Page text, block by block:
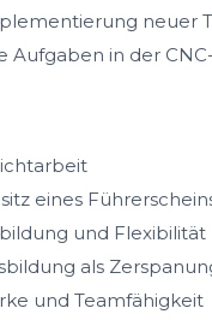
neuer
Aufgaben in der
eines
und Flexibilität
als
und Teamfähigkeit